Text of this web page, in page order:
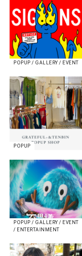
POPUP / GALLERY / EVENT
POPUP
POPUP / GALLERY / EVENT
/ ENTERTAINMENT